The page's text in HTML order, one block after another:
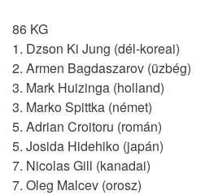
86 KG
1. Dzson Ki Jung (dél-koreai)
2. Armen Bagdaszarov (üzbég)
3. Mark Huizinga (holland)
3. Marko Spittka (német)
5. Adrian Croitoru (román)
5. Josida Hidehiko (japán)
7. Nicolas Gill (kanadai)
7. Oleg Malcev (orosz)